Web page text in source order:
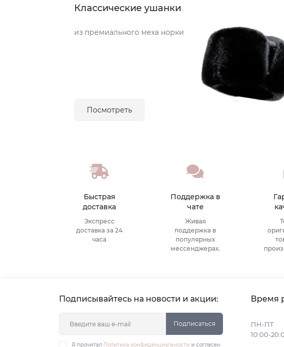
Классические ушанки
из премиального меха норки
Посмотреть
Быстрая
доставка
Экспресс
доставка за 24
часа
Поддержка в
чате
Живая
поддержка в
популярных
мессенджерах.
Подписывайтесь на новости и акции:
Подписаться
Я прочитал Политика конфиденциальности и согласен
Время
ПН-ПТ
10:00-